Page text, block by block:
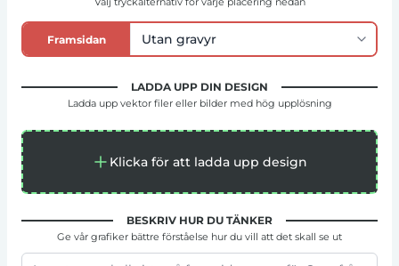
Framsidan
LADDA UPP DIN DESIGN
Ladda upp vektor filer eller bilder med hög upplösning
Klicka för att ladda upp design
BESKRIV HUR DU TÄNKER
Ge vår grafiker bättre förståelse hur du vill att det skall se ut